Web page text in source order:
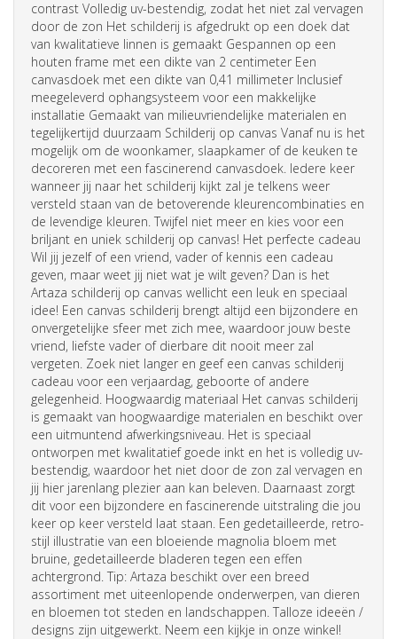
contrast Volledig uv-bestendig, zodat het niet zal vervagen
door de zon Het schilderij is afgedrukt op een doek dat
van kwalitatieve linnen is gemaakt Gespannen op een
houten frame met een dikte van 2 centimeter Een
canvasdoek met een dikte van 0,41 millimeter Inclusief
meegeleverd ophangsysteem voor een makkelijke
installatie Gemaakt van milieuvriendelijke materialen en
tegelijkertijd duurzaam Schilderij op canvas Vanaf nu is het
mogelijk om de woonkamer, slaapkamer of de keuken te
decoreren met een fascinerend canvasdoek. Iedere keer
wanneer jij naar het schilderij kijkt zal je telkens weer
versteld staan van de betoverende kleurencombinaties en
de levendige kleuren. Twijfel niet meer en kies voor een
briljant en uniek schilderij op canvas! Het perfecte cadeau
Wil jij jezelf of een vriend, vader of kennis een cadeau
geven, maar weet jij niet wat je wilt geven? Dan is het
Artaza schilderij op canvas wellicht een leuk en speciaal
idee! Een canvas schilderij brengt altijd een bijzondere en
onvergetelijke sfeer met zich mee, waardoor jouw beste
vriend, liefste vader of dierbare dit nooit meer zal
vergeten. Zoek niet langer en geef een canvas schilderij
cadeau voor een verjaardag, geboorte of andere
gelegenheid. Hoogwaardig materiaal Het canvas schilderij
is gemaakt van hoogwaardige materialen en beschikt over
een uitmuntend afwerkingsniveau. Het is speciaal
ontworpen met kwalitatief goede inkt en het is volledig uv-
bestendig, waardoor het niet door de zon zal vervagen en
jij hier jarenlang plezier aan kan beleven. Daarnaast zorgt
dit voor een bijzondere en fascinerende uitstraling die jou
keer op keer versteld laat staan. Een gedetailleerde, retro-
stijl illustratie van een bloeiende magnolia bloem met
bruine, gedetailleerde bladeren tegen een effen
achtergrond. Tip: Artaza beschikt over een breed
assortiment met uiteenlopende onderwerpen, van dieren
en bloemen tot steden en landschappen. Talloze ideeën /
designs zijn uitgewerkt. Neem een kijkje in onze winkel!